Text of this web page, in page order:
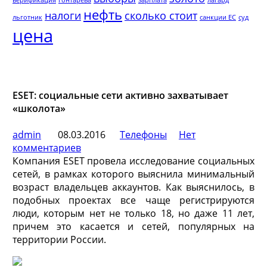
льготник налоги нефть сколько стоит санкции ЕС суд
цена
ESET: социальные сети активно захватывает
«школота»
admin
08.03.2016 Телефоны
Нет
комментариев
Компания ESET провела исследование социальных
сетей, в рамках которого выяснила минимальный
возраст владельцев аккаунтов. Как выяснилось, в
подобных проектах все чаще регистрируются
люди, которым нет не только 18, но даже 11 лет,
причем это касается и сетей, популярных на
территории России.